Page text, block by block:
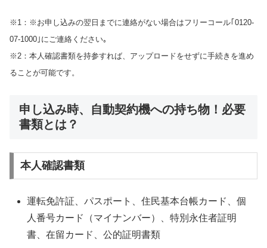
※1：※お申し込みの翌日までに連絡がない場合はフリーコール｢0120-
07-1000｣にご連絡ください｡
※2：本人確認書類を持参すれば、アップロードをせずに手続きを進め
ることが可能です。
申し込み時、自動契約機への持ち物！必要
書類とは？
本人確認書類
運転免許証、パスポート、住民基本台帳カード、個
人番号カード（マイナンバー）、特別永住者証明
書、在留カード、公的証明書類